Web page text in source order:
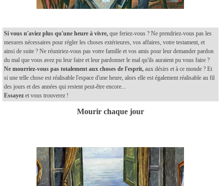
Si vous n'aviez plus qu'une heure à vivre, que feriez-vous ? Ne prendriez-vous pas les
mesures nécessaires pour régler les choses extérieures, vos affaires, votre testament, et
ainsi de suite ? Ne réuniriez-vous pas votre famille et vos amis pour leur demander pardon
du mal que vous avez pu leur faire et leur pardonner le mal qu'ils auraient pu vous faire ?
Ne mourriez-vous pas totalement aux choses de l'esprit, aux désirs et à ce monde ? Et
si une telle chose est réalisable l'espace d'une heure, alors elle est également réalisable au fil
des jours et des années qui restent peut-être encore...
Essayez et vous trouverez !
Mourir chaque jour